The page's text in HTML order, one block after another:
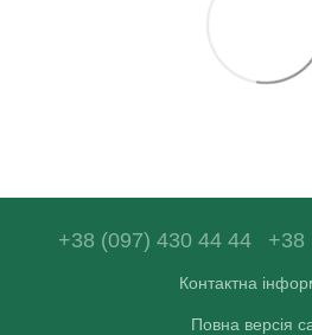
+38 (097) 430 44 44 +38
Контактна
Повна версія